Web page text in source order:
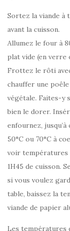
Sortez la viande à
avant la cuisson.
Allumez le four à
plat vide (en verre
Frottez le rôti
chauffer une
végétale. Faites-y
bien le dorer.
enfournez,
50°C ou 70°C à
voir températures
1H45 de cuisson.
si vous voulez
table, baissez la
viande de papier
Les températures